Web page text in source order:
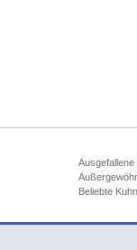
Ausgefallene
Beliebte